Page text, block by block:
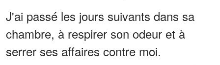
J'ai passé les jours suivants dans sa
chambre, à respirer son odeur et à
serrer ses affaires contre moi.